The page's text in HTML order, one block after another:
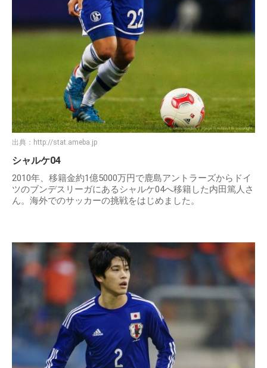
出典： http://stat.ameba.jp
シャルケ04
2010年、移籍金約1億5000万円で鹿島アントラーズからドイ
ツのブンデスリーガにあるシャルケ04へ移籍した内田篤人さ
ん。海外でのサッカーの挑戦をはじめました。